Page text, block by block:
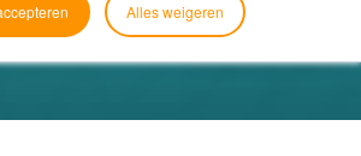
Alles weigeren